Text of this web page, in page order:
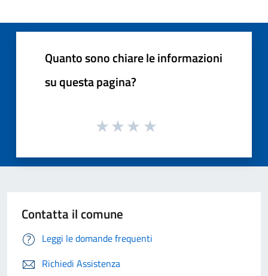
Quanto sono chiare le informazioni
su questa pagina?
Contatta il comune
Leggi le domande frequenti
Richiedi Assistenza